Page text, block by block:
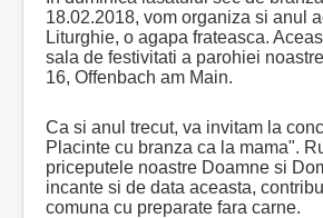
18.02.2018, vom organiza si anul
Liturghie, o agapa frateasca.
sala de festivitati a parohiei
16, Offenbach am Main.
Ca si anul trecut, va invitam la
Placinte cu branza ca la mama".
priceputele noastre Doamne si
incante si de data aceasta,
comuna cu preparate fara carne.